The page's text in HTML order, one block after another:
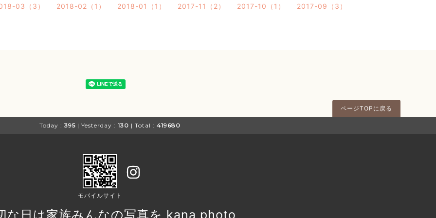
03（3） 2018-02（1） 2018-01（1） 2017-11（2） 2017-10（1） 2017-09（3）
ページTOPに戻る
Today : 395 | Yesterday : 130 | Total : 419680
モバイルサイト
な日は家族みんなの写真を kana photo